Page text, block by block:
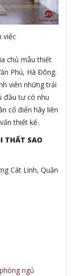
việc
chủ mẫu thiết
Phú, Hà Đông.
viên những trải
đầu tư có nhu
cổ điển hãy liên
thiết kế.
THẤT SAO
Cát Linh, Quận
ngủ